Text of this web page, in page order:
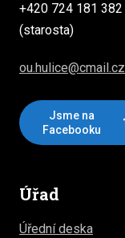
+420 724 181 382
(starosta)
ou.hulice@cmail.cz
Jsme na
Facebooku
Úřad
Úřední deska